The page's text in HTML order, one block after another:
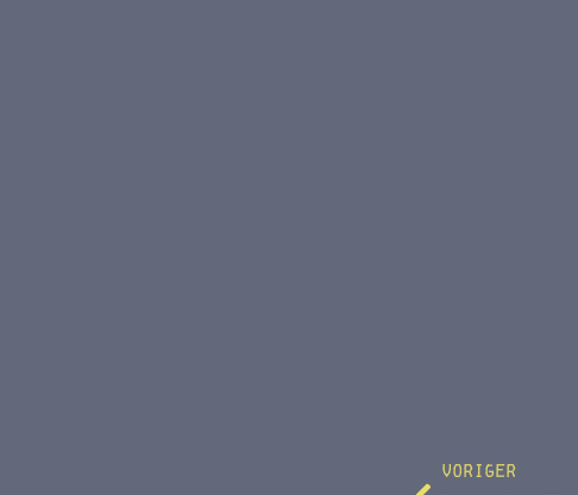
VORIGER